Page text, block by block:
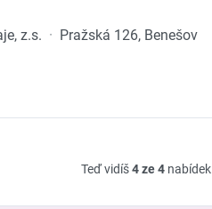
z.s. · Pražská 126, Benešov
Teď vidíš4 ze 4 nabídek